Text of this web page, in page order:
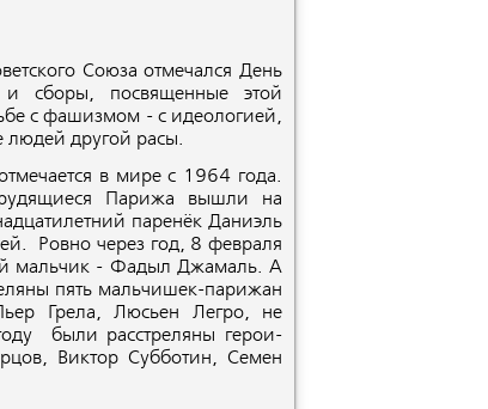
Союза отмечался День
и сборы, посвященные этой
с фашизмом - с идеологией,
людей другой расы.
в мире с 1964 года.
Парижа вышли на
паренёк Даниэль
Ровно через год, 8 февраля
мальчик - Фадыл Джамаль. А
пять мальчишек-парижан
Грела, Люсьен Легро, не
были расстреляны герои-
Виктор Субботин, Семен